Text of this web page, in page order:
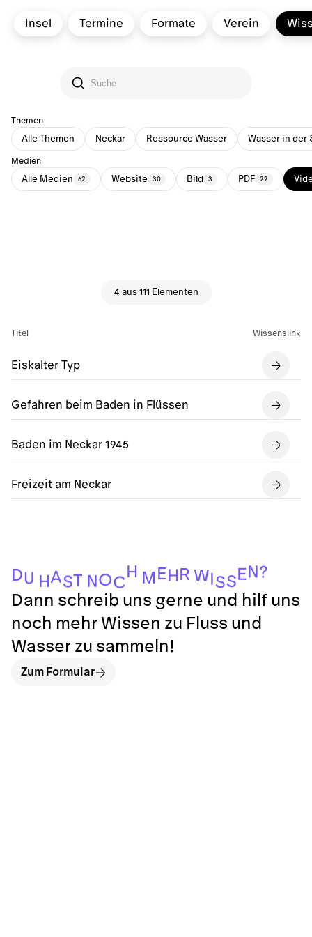
Insel Termine Formate Verein
Themen
Alle Themen Neckar Ressource Wasser Wasser in der
Medien
Alle Medien 62 Website 30 Bild 3 PDF 22
4 aus 111 Elementen
Titel Wissenslink
Eiskalter Typ
Gefahren beim Baden in Flüssen
Baden im Neckar 1945
Freizeit am Neckar
DU H AST N OC
H M E H R W SS E N ?
Dann schreib uns gerne und hilf uns
noch mehr Wissen zu Fluss und
Wasser zu sammeln!
Zum Formular